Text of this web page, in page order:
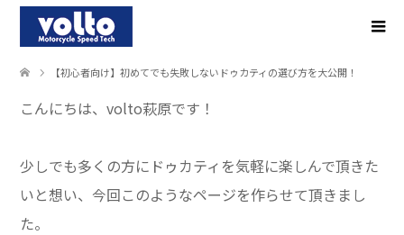
【初心者向け】初めてでも失敗しないドゥカティの選び方を大公開！
こんにちは、volto萩原です！
少しでも多くの方にドゥカティを気軽に楽しんで頂きた
いと想い、今回このようなページを作らせて頂きまし
た。